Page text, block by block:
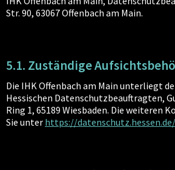
Str. 90, 63067 Offenbach am Main.
5.1. Zuständige
Die IHK Offenbach am Main unterliegt
Hessischen Datenschutzbeauftragten,
Ring 1, 65189 Wiesbaden. Die weiteren
Sie unter https://